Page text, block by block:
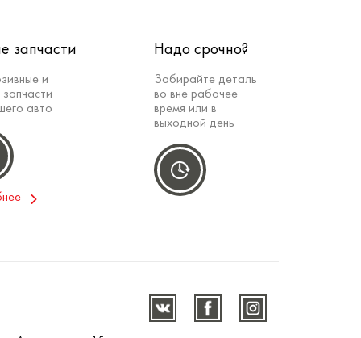
запчасти
и
авто
Надо срочно?
Забирайте деталь
во вне рабочее
время или в
выходной день